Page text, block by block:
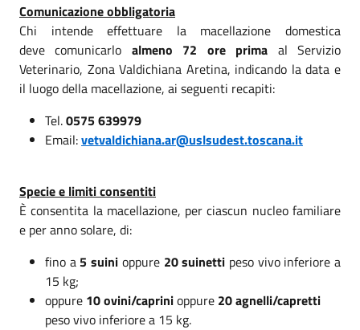
Comunicazione obbligatoria
Chi intende effettuare la macellazione domestica
deve comunicarlo almeno 72 ore prima al Servizio
Veterinario, Zona Valdichiana Aretina, indicando la data e
il luogo della macellazione, ai seguenti recapiti:
Tel.0575 639979
Email:vetvaldichiana.ar@uslsudest.toscana.it
Specie e limiti consentiti
È consentita la macellazione, per ciascun nucleo familiare
e per anno solare, di:
fino a 5 suini oppure 20 suinetti peso vivo inferiore a
15 kg;
oppure 10 ovini/caprinioppure 20 agnelli/capretti
peso vivo inferiore a 15 kg.